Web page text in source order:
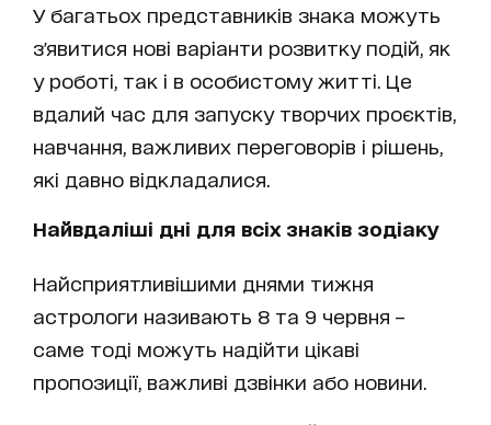
У багатьох представників знака можуть
з'явитися нові варіанти розвитку подій, як
у роботі, так і в особистому житті. Це
вдалий час для запуску творчих проєктів,
навчання, важливих переговорів і рішень,
які давно відкладалися.
Найвдаліші дні для всіх знаків зодіаку
Найсприятливішими днями тижня
астрологи називають 8 та 9 червня –
саме тоді можуть надійти цікаві
пропозиції, важливі дзвінки або новини.